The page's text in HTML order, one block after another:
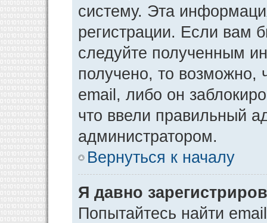
систему. Эта
регистрации. Если вам
следуйте полученным
получено, то возможно,
email, либо он
что ввели правильный
администратором.
Вернуться к началу
Я давно
Попытайтесь найти